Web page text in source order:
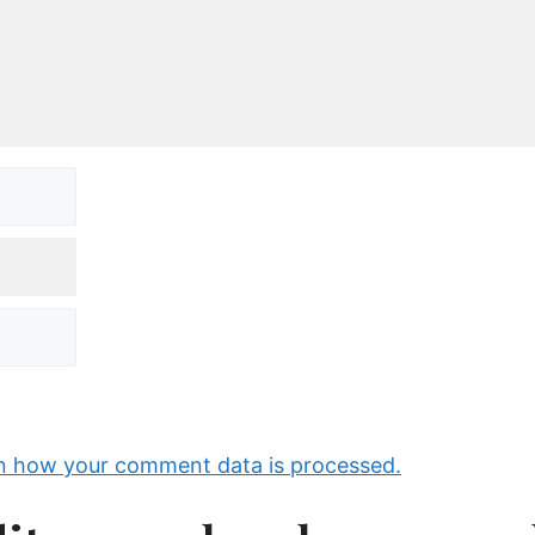
how your comment data is processed.